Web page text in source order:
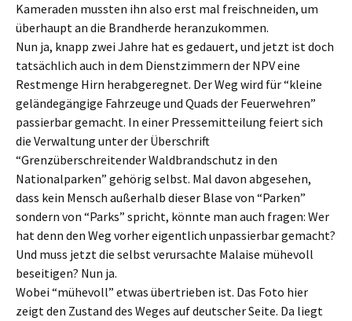
Kameraden mussten ihn also erst mal freischneiden, um
überhaupt an die Brandherde heranzukommen.
Nun ja, knapp zwei Jahre hat es gedauert, und jetzt ist doch
tatsächlich auch in dem Dienstzimmern der NPV eine
Restmenge Hirn herabgeregnet. Der Weg wird für “kleine
geländegängige Fahrzeuge und Quads der Feuerwehren”
passierbar gemacht. In einer Pressemitteilung feiert sich
die Verwaltung unter der Überschrift
“Grenzüberschreitender Waldbrandschutz in den
Nationalparken” gehörig selbst. Mal davon abgesehen,
dass kein Mensch außerhalb dieser Blase von “Parken”
sondern von “Parks” spricht, könnte man auch fragen: Wer
hat denn den Weg vorher eigentlich unpassierbar gemacht?
Und muss jetzt die selbst verursachte Malaise mühevoll
beseitigen? Nun ja.
Wobei “mühevoll” etwas übertrieben ist. Das Foto hier
zeigt den Zustand des Weges auf deutscher Seite. Da liegt